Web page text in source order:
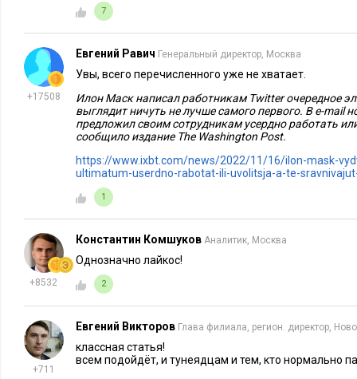
Еще важнее так себя вести при общении с
не в приоритете, просто исполнителюинтересно
Высший пилотаж в том, чтобы извести собеседника
вопросами настолько, что он сам возопит:
— Сколько? Сколько заплатить, благодетель вы наш?
И только тогда, под нажимом, исключительно ради
скупое изложение условий. Но они не важны вообще,
5. Говорите «мы»
Еще один сладкий звук для тех, от кого зависят ваши
невзначай перейти — только не на «ты», а на «мы».
Ни в коем случае не с первых слов, что девальвирует
аврала, проблем, когда стресс и фокус внимания явно на
проходные ситуации с беззаботной рутиной, когда
оговаривается:
7
+17508
Евгений Равич Генеральный директор, Москва
Увы, всего перечисленного уже не хватает.
Илон Маск написал работникам Twitter очередное
выглядит ничуть не лучше самого первого. В e-mail
предложил своим сотрудникам усердно работать
сообщило издание The Washington Post.
https://www.ixbt.com/news/2022/11/16/ilon-mask-
ultimatum-userdno-rabotat-ili-uvolitsja-a-te-
1
+8532
Константин Комшуков Аналитик, Москва
Однозначно лайкос!
2
+711
Евгений Викторов Глава филиала, регион. директор,
классная статья!
всем подойдёт, и тунеядцам и тем, кто нормально